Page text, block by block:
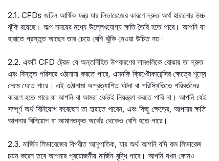
2.1. CFDs জটিল আর্থিক যন্ত্র যার লিভারেজের কারণে দ্রুত অর্থ হারানোর উচ্চ
ঝুঁকি রয়েছে। অল্প সময়ের মধ্যে উল্লেখযোগ্য ক্ষতি তৈরি হতে পারে। আপনি যা
হারাতে প্রস্তুত আছেন তার চেয়ে বেশি ঝুঁকি নেওয়া উচিত নয়।
2.2. একটি CFD ট্রেড যে অন্তর্নিহিত উপকরণের দামগুলিকে বোঝায় তা দ্রুত
এবং বিস্তৃত পরিসরে ওঠানামা করতে পারে, এমনকি ক্রিপ্টোকারেন্সির ক্ষেত্রে শূন্যে
নেমে যেতে পারে। এই ওঠানামা অপ্রত্যাশিত ঘটনা বা পরিস্থিতিতে পরিবর্তনের
কারণে হতে পারে যা আপনি বা আমরা কেউই নিয়ন্ত্রণ করতে পারি না। আপনি যেই
সম্পূর্ণ অর্থ বিনিয়োগ করেছেন তা হারাতে পারেন, এবং কিছু ক্ষেত্রে, আপনার ক্ষতি
আপনার বিনিয়োগ বা আমানতকৃত অর্থের থেকেও বেশি হতে পারে।
2.3. মার্জিন লিভারেজের বিপরীত আনুপাতিক, যার অর্থ আপনি যদি কম লিভারেজ
চয়ন করেন তবে আপনার প্রয়োজনীয় মার্জিন বৃদ্ধি পাবে। আপনি যখন কোনও